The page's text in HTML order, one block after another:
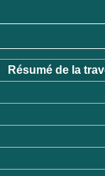
Résumé de la